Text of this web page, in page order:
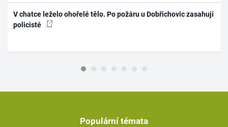
V chatce leželo ohořelé tělo. Po požáru u Dobřichovic zasahují
policisté
Populární témata